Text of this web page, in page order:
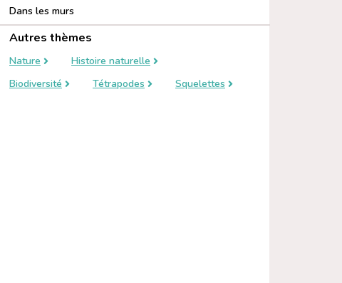
Dans les murs
Autres thèmes
Nature
Histoire naturelle
Biodiversité
Tétrapodes Squelettes